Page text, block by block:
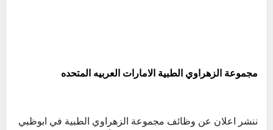
مجموعة الزهراوي الطبية الامارات العربيه المتحده
ننشر اعلان عن وظائف مجموعة الزهراوي الطبية في ابوظبي